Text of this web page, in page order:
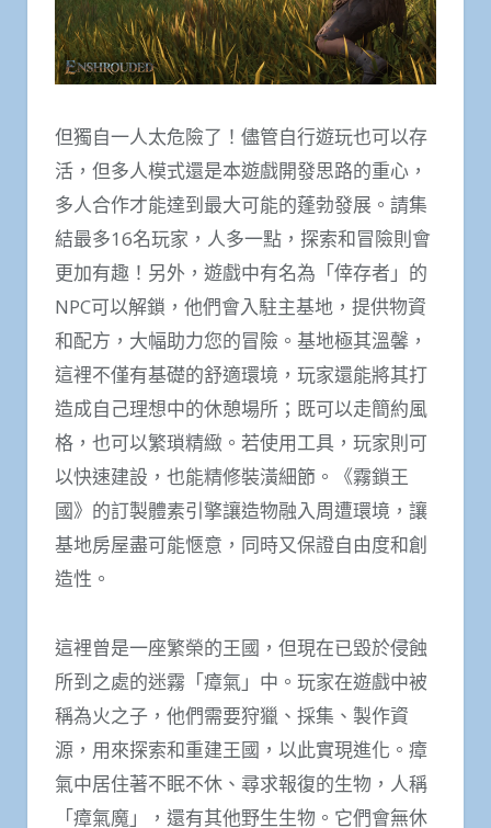
但獨自一人太危險了！儘管自行遊玩也可以存
活，但多人模式還是本遊戲開發思路的重心，
多人合作才能達到最大可能的蓬勃發展。請集
結最多16名玩家，人多一點，探索和冒險則會
更加有趣！另外，遊戲中有名為「倖存者」的
NPC可以解鎖，他們會入駐主基地，提供物資
和配方，大幅助力您的冒險。基地極其溫馨，
這裡不僅有基礎的舒適環境，玩家還能將其打
造成自己理想中的休憩場所；既可以走簡約風
格，也可以繁瑣精緻。若使用工具，玩家則可
以快速建設，也能精修裝潢細節。《霧鎖王
國》的訂製體素引擎讓造物融入周遭環境，讓
基地房屋盡可能愜意，同時又保證自由度和創
造性。
這裡曾是一座繁榮的王國，但現在已毀於侵蝕
所到之處的迷霧「瘴氣」中。玩家在遊戲中被
稱為火之子，他們需要狩獵、採集、製作資
源，用來探索和重建王國，以此實現進化。瘴
氣中居住著不眠不休、尋求報復的生物，人稱
「瘴氣魔」，還有其他野生生物。它們會無休